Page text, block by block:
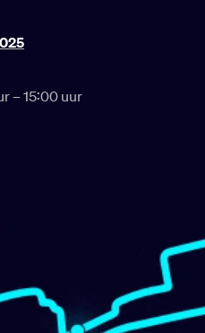
– 15:00 uur